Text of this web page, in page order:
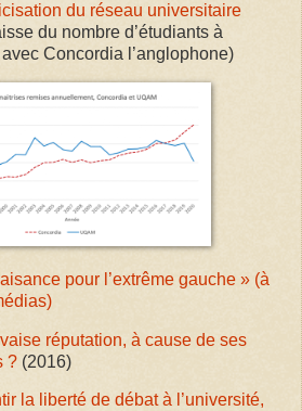
du réseau universitaire
du nombre d’étudiants à
avec Concordia l’anglophone)
pour l’extrême gauche » (à
réputation, à cause de ses
? (2016)
la liberté de débat à l’université,